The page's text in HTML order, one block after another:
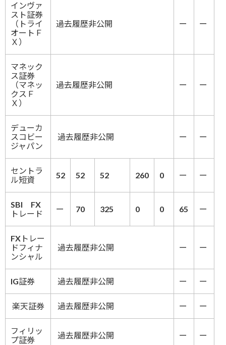
インヴァ
スト証券
（トライ
オートＦ
Ｘ）
過去履歴非公開 ー ー
マネック
ス証券
（マネッ
クスＦ
Ｘ）
過去履歴非公開 ー ー
デューカ
スコビー
ジャパン
過去履歴非公開 ー ー
セントラ
ル短資
52 52 52 260 0 ー ー
SBI FX
トレード
ー 70 325 0 0 65 ー
FXトレー
ドフィナ
ンシャル
過去履歴非公開 ー ー
IG証券 過去履歴非公開 ー ー
楽天証券 過去履歴非公開 ー ー
フィリッ
プ証券
過去履歴非公開 ー ー